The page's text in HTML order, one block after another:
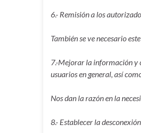
6.- Remisión a los
También se ve necesario
7.-Mejorar la información y
usuarios en general, así
Nos dan la razón en la
8.- Establecer la